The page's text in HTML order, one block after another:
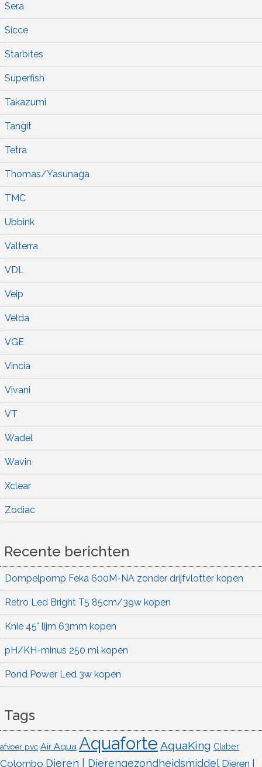
Sera
Sicce
Starbites
Superfish
Takazumi
Tangit
Tetra
Thomas/Yasunaga
TMC
Ubbink
Valterra
VDL
Veip
Velda
VGE
Vincia
Vivani
VT
Wadel
Wavin
Xclear
Zodiac
Recente berichten
Dompelpomp Feka 600M-NA zonder drijfvlotter kopen
Retro Led Bright T5 85cm/39w kopen
Knie 45° lijm 63mm kopen
pH/KH-minus 250 ml kopen
Pond Power Led 3w kopen
Tags
afvoer pvc Air Aqua Aquaforte AquaKing Claber
Colombo Dieren | Dierengezondheidsmiddel Dieren |